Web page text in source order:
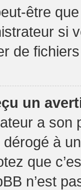
être
si
de
un
a son
à
que
n’est